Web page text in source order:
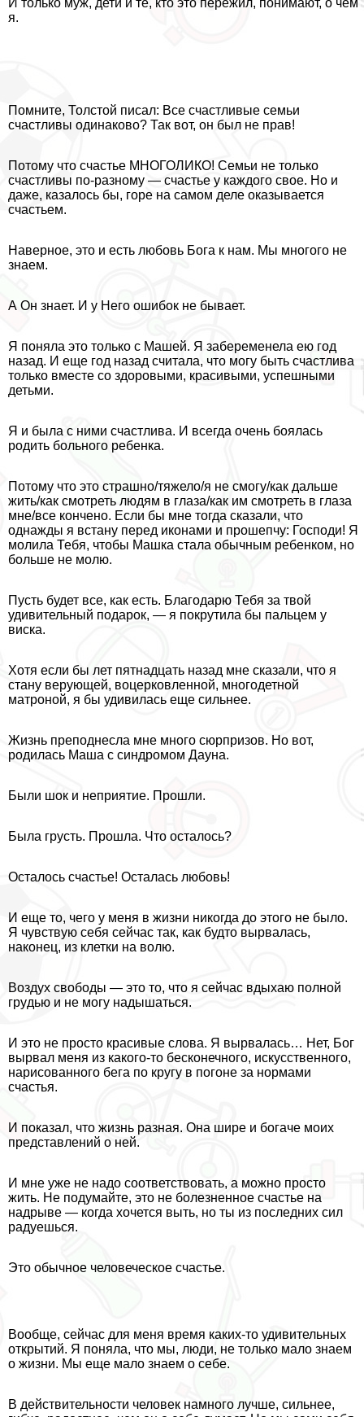
И только муж, дети и те, кто это пережил, понимают, о чем
я.
Помните, Толстой писал: Все счастливые семьи
счастливы одинаково? Так вот, он был не прав!
Потому что счастье МНОГОЛИКО! Семьи не только
счастливы по-разному — счастье у каждого свое. Но и
даже, казалось бы, горе на самом деле оказывается
счастьем.
Наверное, это и есть любовь Бога к нам. Мы многого не
знаем.
А Он знает. И у Него ошибок не бывает.
Я поняла это только с Машей. Я забеременела ею год
назад. И еще год назад считала, что могу быть счастлива
только вместе со здоровыми, красивыми, успешными
детьми.
Я и была с ними счастлива. И всегда очень боялась
родить больного ребенка.
Потому что это страшно/тяжело/я не смогу/как дальше
жить/как смотреть людям в глаза/как им смотреть в глаза
мне/все кончено. Если бы мне тогда сказали, что
однажды я встану перед иконами и прошепчу: Господи! Я
молила Тебя, чтобы Машка стала обычным ребенком, но
больше не молю.
Пусть будет все, как есть. Благодарю Тебя за твой
удивительный подарок, — я покрутила бы пальцем у
виска.
Хотя если бы лет пятнадцать назад мне сказали, что я
стану верующей, воцерковленной, многодетной
матроной, я бы удивилась еще сильнее.
Жизнь преподнесла мне много сюрпризов. Но вот,
родилась Маша с синдромом Дayна.
Были шок и неприятие. Прошли.
Была грусть. Прошла. Что осталось?
Осталось счастье! Осталась любовь!
И еще то, чего у меня в жизни никогда до этого не было.
Я чувствую себя сейчас так, как будто вырвалась,
наконец, из клетки на волю.
Воздух свободы — это то, что я сейчас вдыхаю полной
гpyдью и не могу надышаться.
И это не просто красивые слова. Я вырвалась… Нет, Бог
вырвал меня из какого-то бесконечного, искусственного,
нарисованного бега по кругу в погоне за нормами
счастья.
И показал, что жизнь разная. Она шире и богаче моих
представлений о ней.
И мне уже не надо соответствовать, а можно просто
жить. Не подумайте, это не болезненное счастье на
надрыве — когда хочется выть, но ты из последних сил
радуешься.
Это обычное человеческое счастье.
Вообще, сейчас для меня время каких-то удивительных
открытий. Я поняла, что мы, люди, не только мало знаем
о жизни. Мы еще мало знаем о себе.
В действительности человек намного лучше, сильнее,